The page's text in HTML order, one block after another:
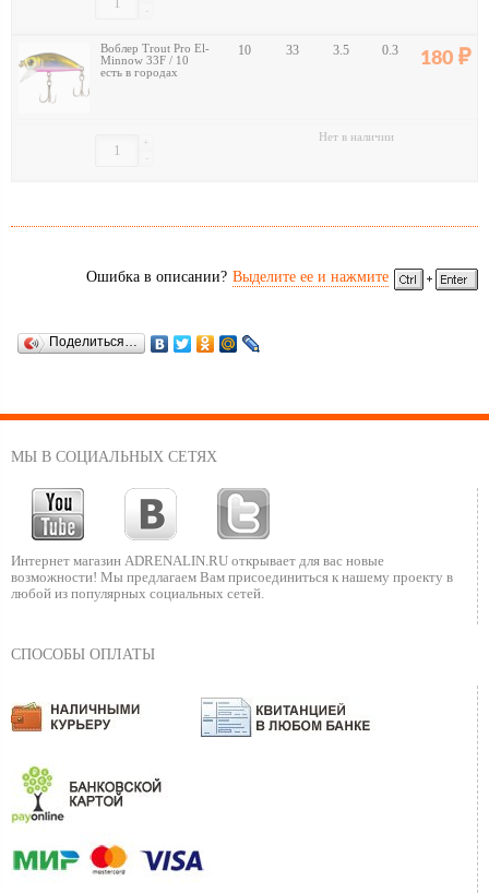
-
Воблер Trout Pro El-
Minnow 33F / 10
есть в городах
10 33 3.5 0.3 180
-
+ Нет в наличии
Ошибка в описании? Выделите ее и нажмите
Поделиться…
МЫ В СОЦИАЛЬНЫХ СЕТЯХ
Интернет магазин ADRENALIN.RU открывает для вас новые
возможности! Мы предлагаем Вам присоединиться к нашему проекту в
любой из популярных социальных сетей.
СПОСОБЫ ОПЛАТЫ